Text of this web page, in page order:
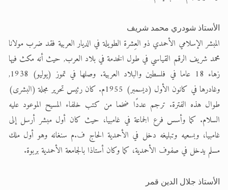
الأستاذ شودري محمد شريف
المبشر الإسلامي الأحمدي ذو العِشرة الطويلة في الديار العربية فقد ضرب مولانا
محمد شريف الرقم القياسي في طول الخدمة في بلاد العرب, حيث أنه مكث فيها
زهاء 18 عاما في فلسطين والبلاد العربية. وصلها في تموز (يوليو) 1938,
وغادرها في كانون الأول (ديسمبر) 1955م. كان رئيس تحرير مجلة (البشرى)
طوال هذه الفترة. ترجم عددًا ضخما من كتب خلفاء المسيح الموعود عليه
السلام. كما وأسس فرع الجماعة في غامبيا، حيث كان أول مبشر أرسل إلى
غامبيا، وبسعيه وتبليغه دخل في الأحمدية الحاج ف.م سنغانه وهو أول ملك
مسلم يدخل في صفوف الأحمدية، كما وكان أستاذا بالجامعة الأحمدية بربوة.
الأستاذ جلال الدين قمر